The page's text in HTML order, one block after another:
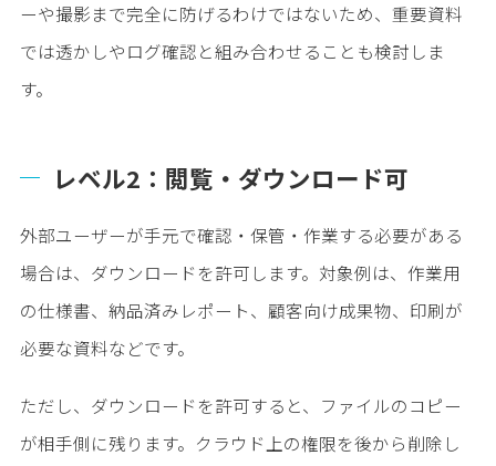
ーや撮影まで完全に防げるわけではないため、重要資料
では透かしやログ確認と組み合わせることも検討しま
す。
レベル2：閲覧・ダウンロード可
外部ユーザーが手元で確認・保管・作業する必要がある
場合は、ダウンロードを許可します。対象例は、作業用
の仕様書、納品済みレポート、顧客向け成果物、印刷が
必要な資料などです。
ただし、ダウンロードを許可すると、ファイルのコピー
が相手側に残ります。クラウド上の権限を後から削除し